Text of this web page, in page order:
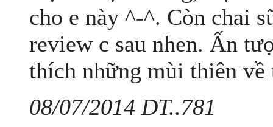
cho e này ^-^. Còn chai
review c sau nhen. Ấn
thích những mùi thiên về
08/07/2014 DT..781